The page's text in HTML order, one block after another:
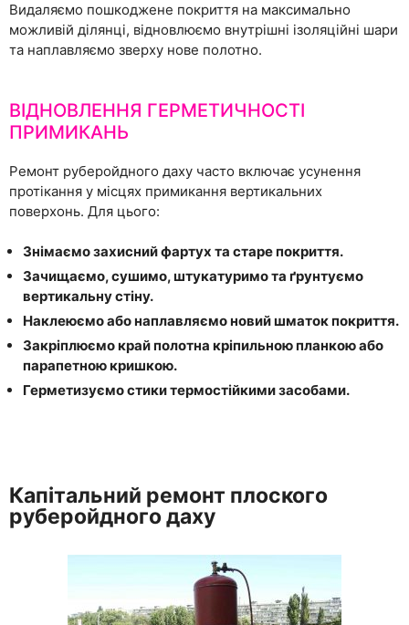
Видаляємо пошкоджене покриття на максимально
можливій ділянці, відновлюємо внутрішні ізоляційні шари
та наплавляємо зверху нове полотно.
ВІДНОВЛЕННЯ ГЕРМЕТИЧНОСТІ
ПРИМИКАНЬ
Ремонт руберойдного даху часто включає усунення
протікання у місцях примикання вертикальних
поверхонь. Для цього:
Знімаємо захисний фартух та старе покриття.
Зачищаємо, сушимо, штукатуримо та ґрунтуємо
вертикальну стіну.
Наклеюємо або наплавляємо новий шматок покриття.
Закріплюємо край полотна кріпильною планкою або
парапетною кришкою.
Герметизуємо стики термостійкими засобами.
Капітальний ремонт плоского
руберойдного даху